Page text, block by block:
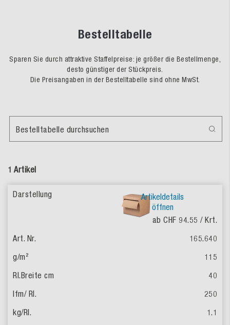
Bestelltabelle
Sparen Sie durch attraktive Staffelpreise: je größer die Bestellmenge,
desto günstiger der Stückpreis.
Die Preisangaben in der Bestelltabelle sind ohne MwSt.
1 Artikel
Bestelltabelle durchsuchen
Artikeldetails
öffnen
ab CHF 94.55 / Krt.
165.640
115
40
250
1.1